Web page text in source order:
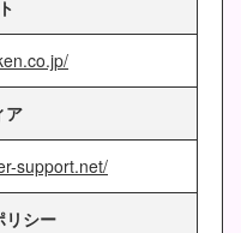
ア
support.net/
リシー